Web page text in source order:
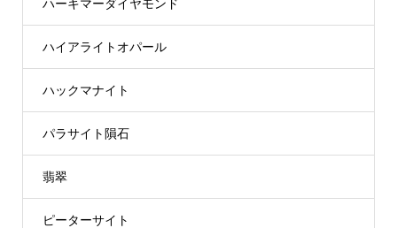
ハーキマーダイヤモンド
ハイアライトオパール
ハックマナイト
パラサイト隕石
翡翠
ピーターサイト